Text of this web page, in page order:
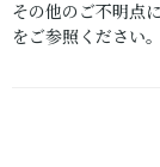
その他のご不明点
をご参照ください。